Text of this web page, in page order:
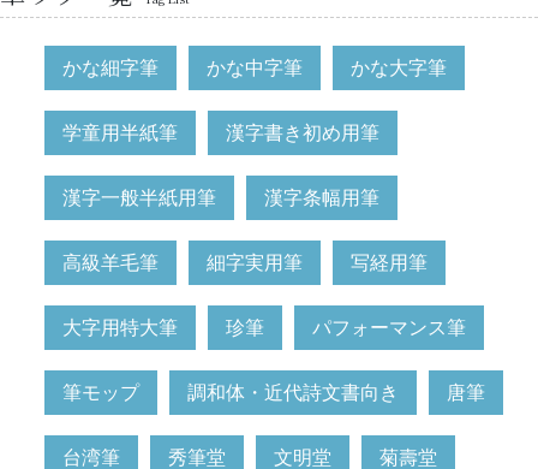
かな細字筆 かな中字筆 かな大字筆
学童用半紙筆 漢字書き初め用筆
漢字一般半紙用筆 漢字条幅用筆
高級羊毛筆 細字実用筆 写経用筆
大字用特大筆 珍筆 パフォーマンス筆
筆モップ 調和体・近代詩文書向き 唐筆
台湾筆 秀筆堂 文明堂 菊壽堂